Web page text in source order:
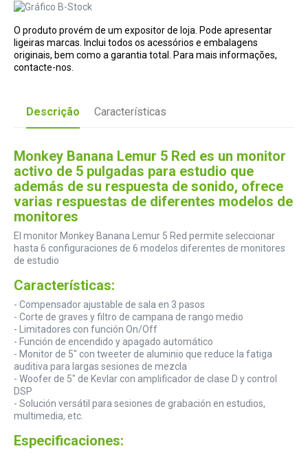
O produto provém de um expositor de loja. Pode apresentar
ligeiras marcas. Inclui todos os acessórios e embalagens
originais, bem como a garantia total. Para mais informações,
contacte-nos.
Descrição Características
Monkey Banana Lemur 5 Red es un monitor
activo de 5 pulgadas para estudio que
además de su respuesta de sonido, ofrece
varias respuestas de diferentes modelos de
monitores
El monitor Monkey Banana Lemur 5 Red permite seleccionar
hasta 6 configuraciones de 6 modelos diferentes de monitores
de estudio
Características:
- Compensador ajustable de sala en 3 pasos
- Corte de graves y filtro de campana de rango medio
- Limitadores con función On/Off
- Función de encendido y apagado automático
- Monitor de 5" con tweeter de aluminio que reduce la fatiga
auditiva para largas sesiones de mezcla
- Woofer de 5" de Kevlar con amplificador de clase D y control
DSP
- Solución versátil para sesiones de grabación en estudios,
multimedia, etc.
Especificaciones: